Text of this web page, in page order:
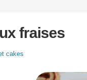
fraises
cakes